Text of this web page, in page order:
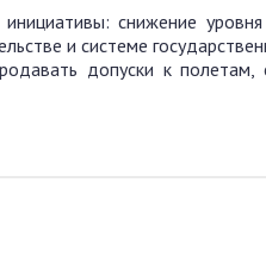
снижение
и системе
допуски к полетам,